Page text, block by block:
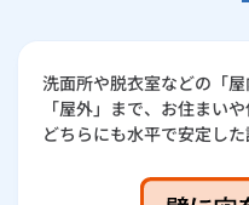
洗面所や脱衣室などの「
「屋外」まで、お住まい
どちらにも水平で安定し